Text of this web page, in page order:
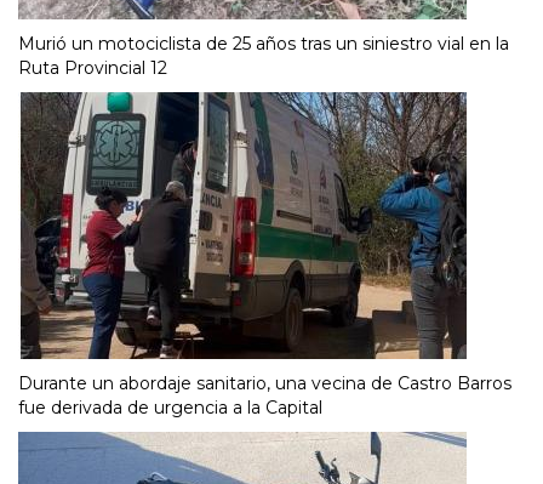
Murió un motociclista de 25 años tras un siniestro vial en la
Ruta Provincial 12
Durante un abordaje sanitario, una vecina de Castro Barros
fue derivada de urgencia a la Capital